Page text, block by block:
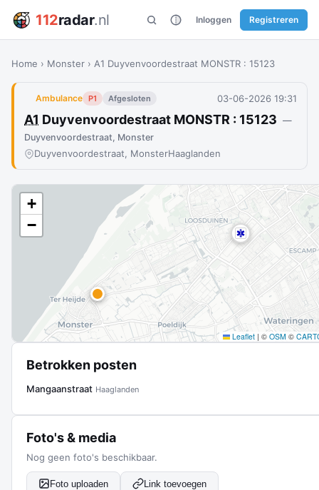
112radar.nl Inloggen Registreren
Home › Monster › A1 Duyvenvoordestraat MONSTR : 15123
Ambulance P1 Afgesloten 03-06-2026 19:31
A1 Duyvenvoordestraat MONSTR : 15123 —
Duyvenvoordestraat, Monster
Duyvenvoordestraat, MonsterHaaglanden
+
−
Leaflet | © OSM ©
Betrokken posten
Mangaanstraat Haaglanden
Foto's & media
Nog geen foto's beschikbaar.
Foto uploaden Link toevoegen